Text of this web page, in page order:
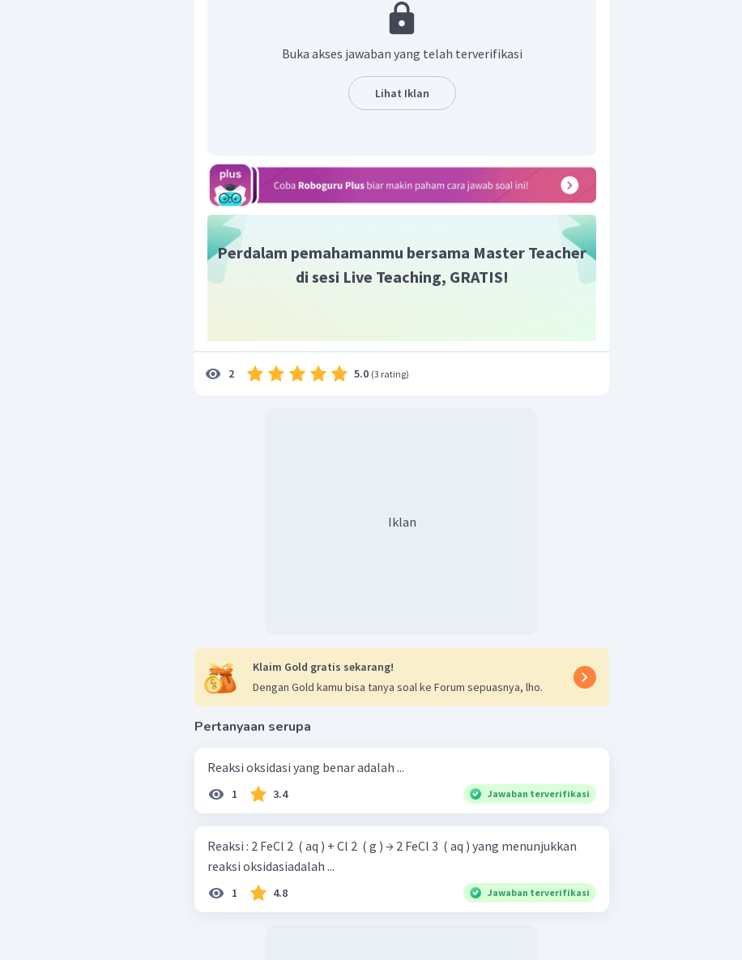
Jadi, jawaban yang benar adalah A.
Buka akses jawaban yang telah terverifikasi
Lihat Iklan
Perdalam pemahamanmu bersama Master Teacher
di sesi Live Teaching, GRATIS!
2 5.0 (3 rating)
Iklan
Klaim Gold gratis sekarang!
Dengan Gold kamu bisa tanya soal ke Forum sepuasnya, lho.
Pertanyaan serupa
Reaksi oksidasi yang benar adalah ...
1 3.4 Jawaban terverifikasi
Reaksi : 2 FeCl 2 ​ ( aq ) + Cl 2 ​ ( g ) → 2 FeCl 3 ​ ( aq ) yang menunjukkan
reaksi oksidasiadalah ...
1 4.8 Jawaban terverifikasi